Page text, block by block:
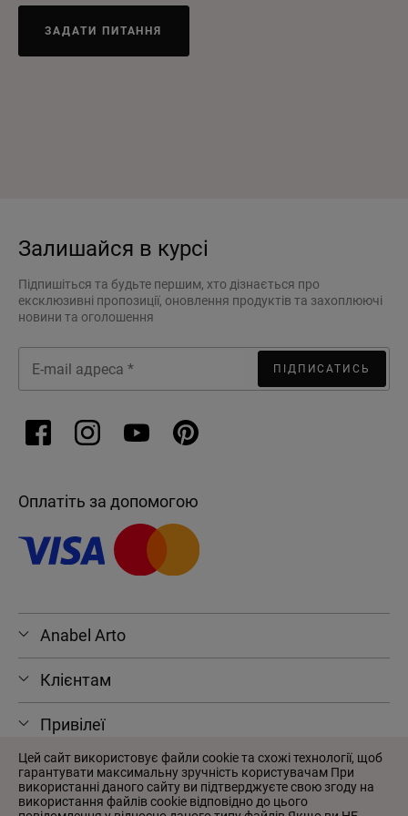
ЗАДАТИ ПИТАННЯ
Залишайся в курсі
Підпишіться та будьте першим, хто дізнається про
ексклюзивні пропозиції, оновлення продуктів та захоплюючі
новини та оголошення
ПІДПИСАТИСЬ
Оплатіть за допомогою
Anabel Arto
Клієнтам
Привілеї
© 2026 Anabel Arto
Цей сайт використовує файли cookie та схожі технології, щоб
гарантувати максимальну зручність користувачам При
використанні даного сайту ви підтверджуєте свою згоду на
використання файлів cookie відповідно до цього